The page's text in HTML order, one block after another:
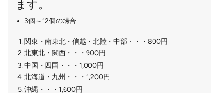
ます。
3個～12個の場合
関東・南東北・信越・北陸・中部・・・800円
北東北・関西・・・900円
中国・四国・・・1,000円
北海道・九州・・・1,200円
沖縄・・・1,600円